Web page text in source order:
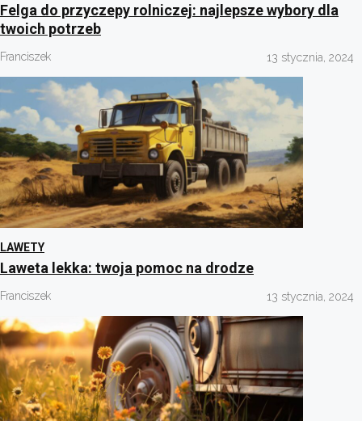
Felga do przyczepy rolniczej: najlepsze wybory dla
twoich potrzeb
Franciszek 13 stycznia, 2024
LAWETY
Laweta lekka: twoja pomoc na drodze
Franciszek 13 stycznia, 2024